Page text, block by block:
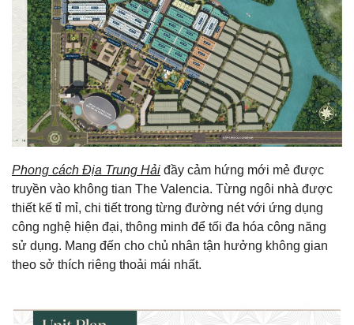
Phong cách Địa Trung Hải đầy cảm hứng mới mẻ được
truyền vào không tian The Valencia. Từng ngôi nhà được
thiết kế tỉ mỉ, chi tiết trong từng đường nét với ứng dụng
công nghệ hiện đại, thông minh để tối đa hóa công năng
sử dụng. Mang đến cho chủ nhân tận hưởng không gian
theo sở thích riêng thoải mái nhất.